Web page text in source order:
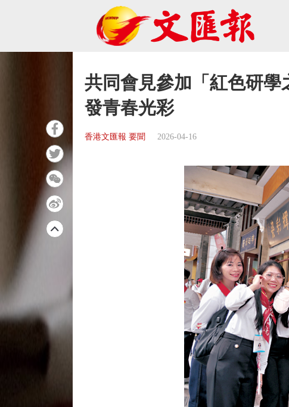
共同會見參加「紅色研
發青春光彩
香港文匯報 要聞 2026-04-16